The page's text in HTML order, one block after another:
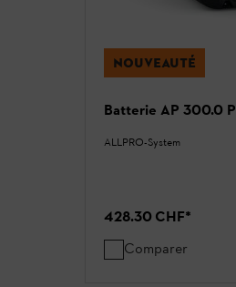
NOUVEAUTÉ
Batterie AP 300.0 P
ALLPRO-System
428.30 CHF*
Comparer